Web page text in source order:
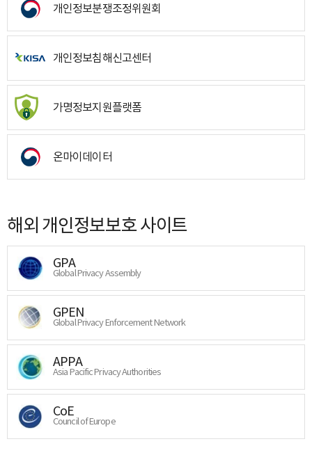
개인정보분쟁조정위원회
개인정보침해신고센터
가명정보지원플랫폼
온마이데이터
해외 개인정보보호 사이트
GPA
Global Privacy Assembly
GPEN
Global Privacy Enforcement Network
APPA
Asia Pacific Privacy Authorities
CoE
Council of Europe